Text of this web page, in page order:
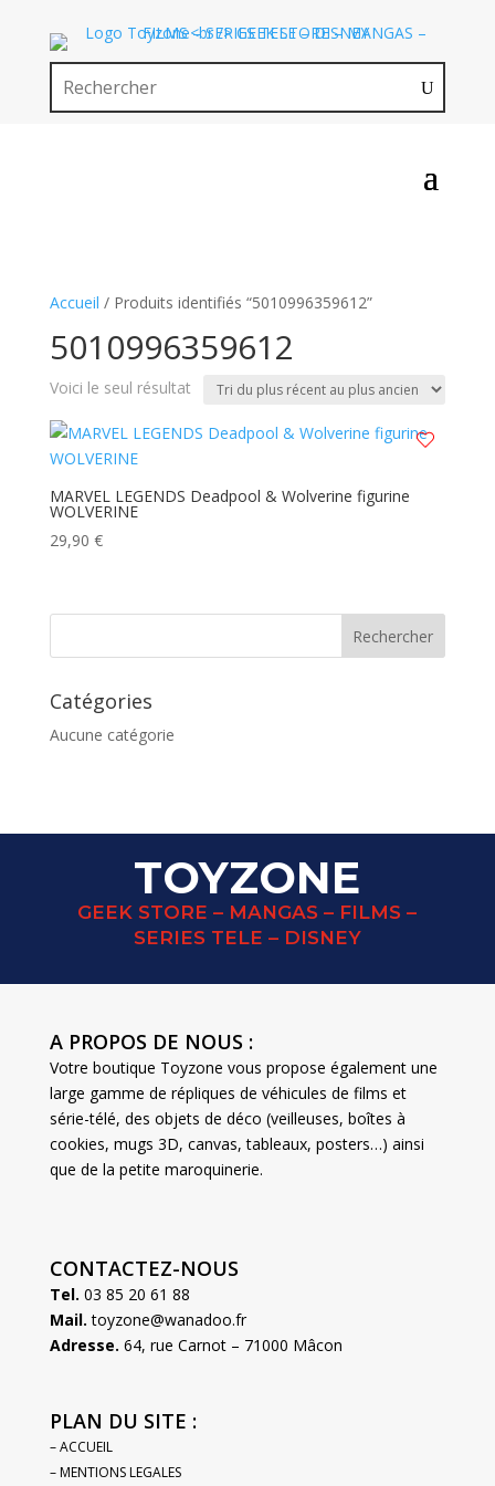
Accueil / Produits identifiés “5010996359612”
5010996359612
Voici le seul résultat
MARVEL LEGENDS Deadpool & Wolverine figurine
WOLVERINE
29,90 €
Catégories
Aucune catégorie
TOYZONE
GEEK STORE – MANGAS – FILMS –
SERIES TELE – DISNEY
A PROPOS DE NOUS :
Votre boutique Toyzone vous propose également une
large gamme de répliques de véhicules de films et
série-télé, des objets de déco (veilleuses, boîtes à
cookies, mugs 3D, canvas, tableaux, posters…) ainsi
que de la petite maroquinerie.
CONTACTEZ-NOUS
Tel. 03 85 20 61 88
Mail. toyzone@wanadoo.fr
Adresse. 64, rue Carnot – 71000 Mâcon
PLAN DU SITE :
– ACCUEIL
– MENTIONS LEGALES